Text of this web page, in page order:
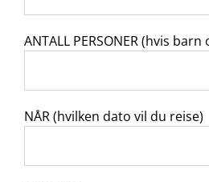
ANTALL PERSONER (hvis
NÅR (hvilken dato vil du reise)